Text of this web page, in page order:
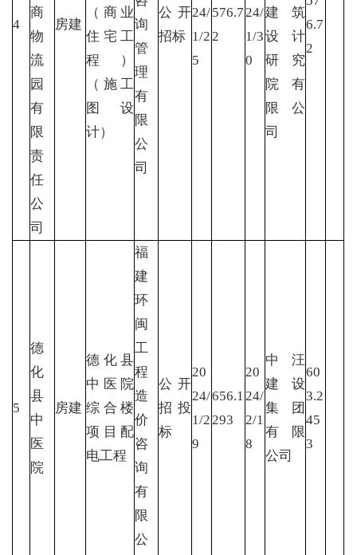
4
商
物
流
园
有
限
责
任
公
司
房建
（商业
住宅工
程）
（施工
图设
计）
询
管
理
有
限
公
司
公开
招标
24/
1/2
5
576.7
2
24/
1/3
0
建筑
设计
研究
院有
限公
司
6.7
2
5
德
化
县
中
医
院
房建
德化县
中医院
综合楼
项目配
电工程
福
建
环
闽
工
程
造
价
咨
询
有
限
公
公开
招投
标
20
24/
1/2
9
656.1
293
20
24/
2/1
8
中汪
建设
集团
有限
公司
60
3.2
45
3